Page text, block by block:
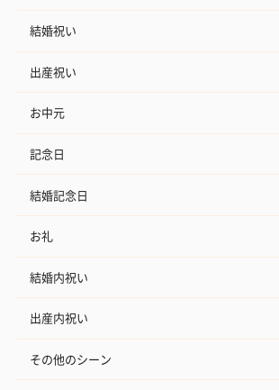
結婚祝い
出産祝い
お中元
記念日
結婚記念日
お礼
結婚内祝い
出産内祝い
その他のシーン